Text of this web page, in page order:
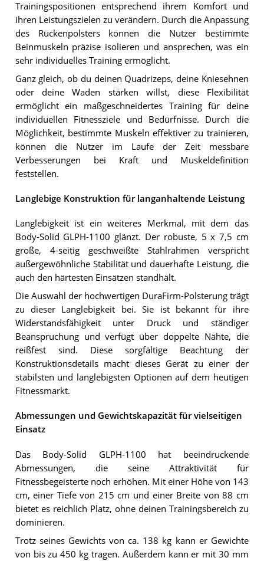
Trainingspositionen entsprechend ihrem Komfort und
ihren Leistungszielen zu verändern. Durch die Anpassung
des Rückenpolsters können die Nutzer bestimmte
Beinmuskeln präzise isolieren und ansprechen, was ein
sehr individuelles Training ermöglicht.
Ganz gleich, ob du deinen Quadrizeps, deine Kniesehnen
oder deine Waden stärken willst, diese Flexibilität
ermöglicht ein maßgeschneidertes Training für deine
individuellen Fitnessziele und Bedürfnisse. Durch die
Möglichkeit, bestimmte Muskeln effektiver zu trainieren,
können die Nutzer im Laufe der Zeit messbare
Verbesserungen bei Kraft und Muskeldefinition
feststellen.
Langlebige Konstruktion für langanhaltende Leistung
Langlebigkeit ist ein weiteres Merkmal, mit dem das
Body-Solid GLPH-1100 glänzt. Der robuste, 5 x 7,5 cm
große, 4-seitig geschweißte Stahlrahmen verspricht
außergewöhnliche Stabilität und dauerhafte Leistung, die
auch den härtesten Einsätzen standhält.
Die Auswahl der hochwertigen DuraFirm-Polsterung trägt
zu dieser Langlebigkeit bei. Sie ist bekannt für ihre
Widerstandsfähigkeit unter Druck und ständiger
Beanspruchung und verfügt über doppelte Nähte, die
reißfest sind. Diese sorgfältige Beachtung der
Konstruktionsdetails macht dieses Gerät zu einer der
stabilsten und langlebigsten Optionen auf dem heutigen
Fitnessmarkt.
Abmessungen und Gewichtskapazität für vielseitigen
Einsatz
Das Body-Solid GLPH-1100 hat beeindruckende
Abmessungen, die seine Attraktivität für
Fitnessbegeisterte noch erhöhen. Mit einer Höhe von 143
cm, einer Tiefe von 215 cm und einer Breite von 88 cm
bietet es reichlich Platz, ohne deinen Trainingsbereich zu
dominieren.
Trotz seines Gewichts von ca. 138 kg kann er Gewichte
von bis zu 450 kg tragen. Außerdem kann er mit 30 mm